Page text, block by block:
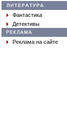
Фантастика
Детективы
Реклама на сайте